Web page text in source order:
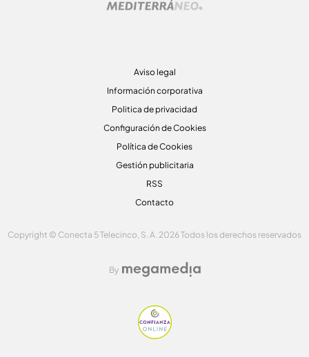
Aviso legal
Información corporativa
Politica de privacidad
Configuración de Cookies
Política de Cookies
Gestión publicitaria
RSS
Contacto
Copyright © Conecta 5 Telecinco, S. A. 2026 Todos los derechos reservados
By